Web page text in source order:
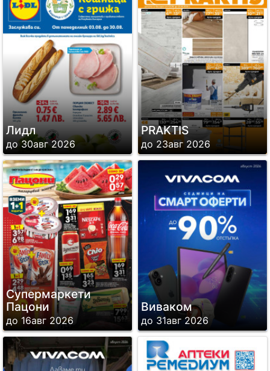
Лидл
до 30авг 2026
PRAKTIS
до 23авг 2026
Супермаркети
Пацони
до 16авг 2026
Виваком
до 31авг 2026